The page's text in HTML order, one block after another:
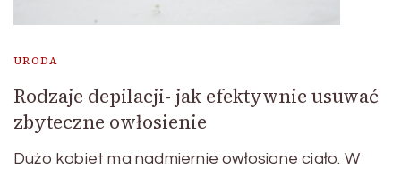
URODA
Rodzaje depilacji- jak efektywnie usuwać
zbyteczne owłosienie
Dużo kobiet ma nadmiernie owłosione ciało. W